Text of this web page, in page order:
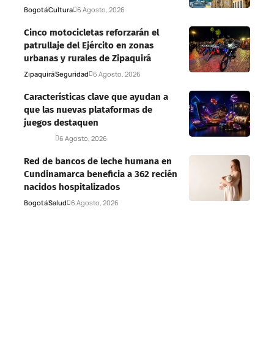
BogotáCultura 6 Agosto, 2026
Cinco motocicletas reforzarán el
patrullaje del Ejército en zonas
urbanas y rurales de Zipaquirá
ZipaquiráSeguridad 6 Agosto, 2026
Características clave que ayudan a
que las nuevas plataformas de
juegos destaquen
6 Agosto, 2026
Red de bancos de leche humana en
Cundinamarca beneficia a 362 recién
nacidos hospitalizados
BogotáSalud 6 Agosto, 2026